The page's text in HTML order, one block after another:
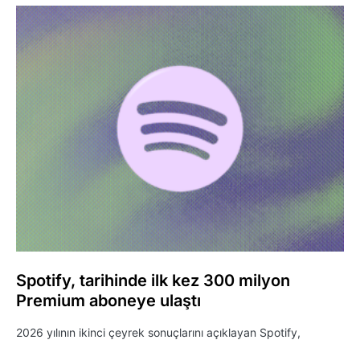
Spotify, tarihinde ilk kez 300 milyon
Premium aboneye ulaştı
2026 yılının ikinci çeyrek sonuçlarını açıklayan Spotify,